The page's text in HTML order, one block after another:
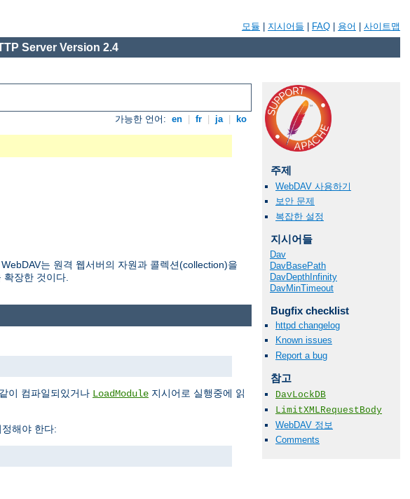
모듈 지시어들 FAQ 용어 사이트맵
Server Version 2.4
가능한 언어: en fr ja ko
는 원격 웹서버의 자원과 콜렉션(collection)을
확장한 것이다.
주제
WebDAV 사용하기
보안 문제
복잡한 설정
지시어들
Dav
DavBasePath
DavDepthInfinity
DavMinTimeout
Bugfix checklist
httpd changelog
Known issues
Report a bug
참고
DavLockDB
LimitXMLRequestBody
WebDAV 정보
Comments
이 컴파일되있거나 LoadModule 지시어로 실행중에 읽
해야 한다: